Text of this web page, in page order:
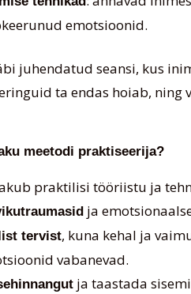
emotsioonid.
juhendatud seansi, kus
ta endas hoiab, ning
meetodi praktiseerija?
praktilisi tööriistu ja
ja
tervist, kuna kehal ja
vabanevad.
ja taastada